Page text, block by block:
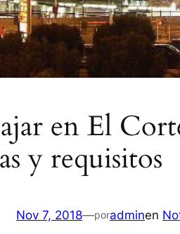
en El
y requisitos
Nov 7, 2018—poradminen